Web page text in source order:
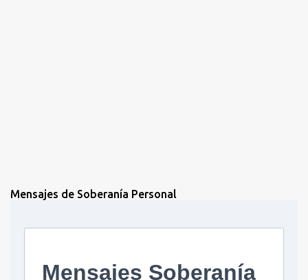
Mensajes de Soberanía Personal